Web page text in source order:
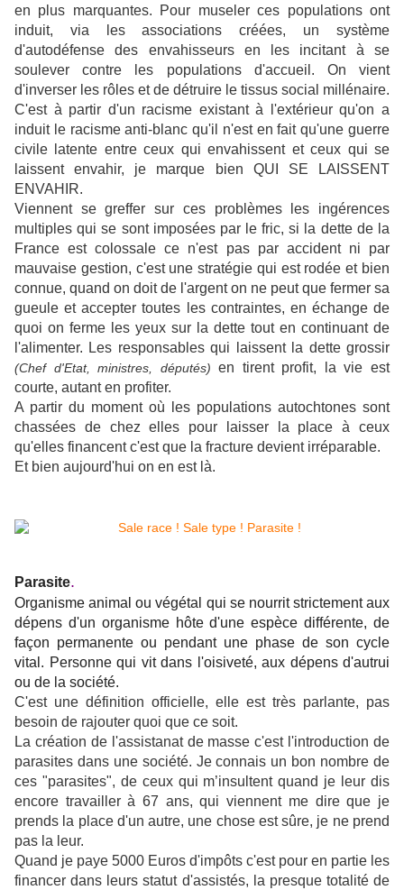
en plus marquantes. Pour museler ces populations ont
induit, via les associations créées, un système
d'autodéfense des envahisseurs en les incitant à se
soulever contre les populations d'accueil. On vient
d'inverser les rôles et de détruire le tissus social millénaire.
C'est à partir d'un racisme existant à l'extérieur qu'on a
induit le racisme anti-blanc qu'il n'est en fait qu'une guerre
civile latente entre ceux qui envahissent et ceux qui se
laissent envahir, je marque bien QUI SE LAISSENT
ENVAHIR.
Viennent se greffer sur ces problèmes les ingérences
multiples qui se sont imposées par le fric, si la dette de la
France est colossale ce n'est pas par accident ni par
mauvaise gestion, c'est une stratégie qui est rodée et bien
connue, quand on doit de l'argent on ne peut que fermer sa
gueule et accepter toutes les contraintes, en échange de
quoi on ferme les yeux sur la dette tout en continuant de
l'alimenter. Les responsables qui laissent la dette grossir
(Chef d'Etat, ministres, députés) en tirent profit, la vie est
courte, autant en profiter.
A partir du moment où les populations autochtones sont
chassées de chez elles pour laisser la place à ceux
qu'elles financent c'est que la fracture devient irréparable.
Et bien aujourd'hui on en est là.
Parasite.
Organisme animal ou végétal qui se nourrit strictement aux
dépens d'un organisme hôte d'une espèce différente, de
façon permanente ou pendant une phase de son cycle
vital. Personne qui vit dans l'oisiveté, aux dépens d'autrui
ou de la société.
C'est une définition officielle, elle est très parlante, pas
besoin de rajouter quoi que ce soit.
La création de l'assistanat de masse c'est l'introduction de
parasites dans une société. Je connais un bon nombre de
ces "parasites", de ceux qui m’insultent quand je leur dis
encore travailler à 67 ans, qui viennent me dire que je
prends la place d'un autre, une chose est sûre, je ne prend
pas la leur.
Quand je paye 5000 Euros d'impôts c'est pour en partie les
financer dans leurs statut d'assistés, la presque totalité de